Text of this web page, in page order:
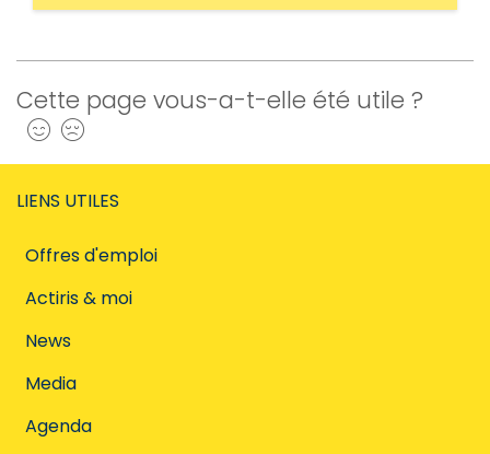
Cette page vous-a-t-elle été utile ?
Oui
LIENS UTILES
Offres d'emploi
Actiris & moi
News
Media
Agenda